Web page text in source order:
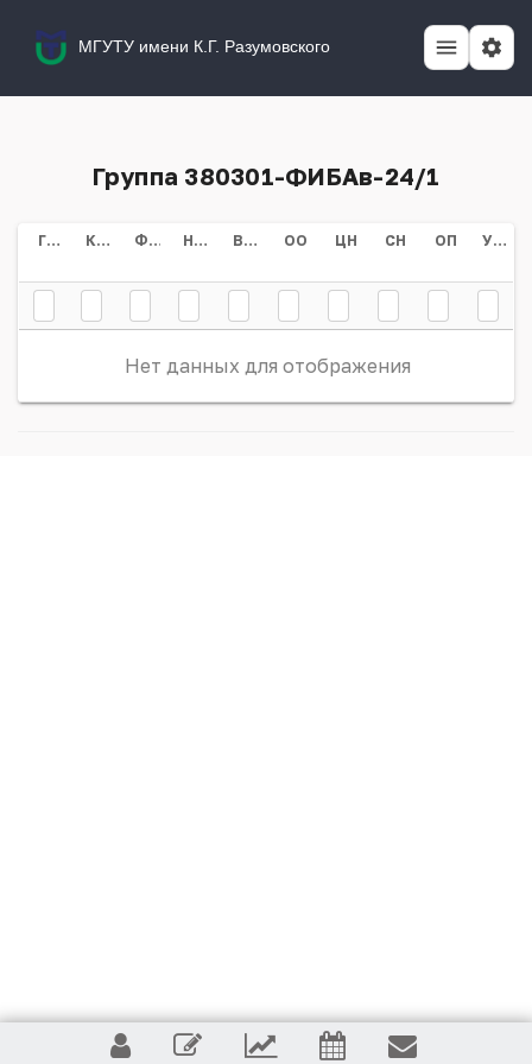
МГУТУ имени К.Г. Разумовского
Группа 380301-ФИБАв-24/1
Группа Курс Форма Обучения Направление/специальность Всего ОО ЦН СН ОП Учебный План
Нет данных для отображения